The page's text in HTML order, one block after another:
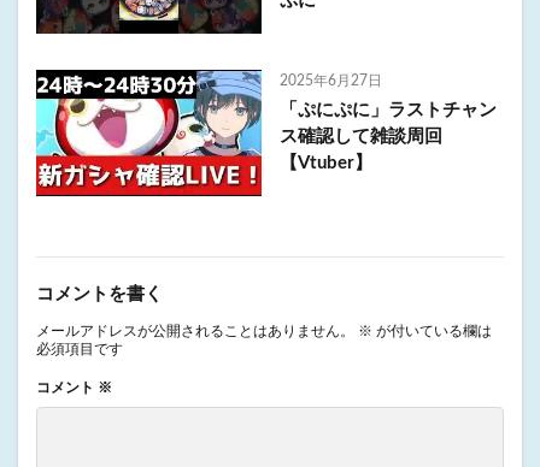
2025年6月27日
「ぷにぷに」ラストチャン
ス確認して雑談周回
【Vtuber】
コメントを書く
メールアドレスが公開されることはありません。 ※ が付いている欄は
必須項目です
コメント ※